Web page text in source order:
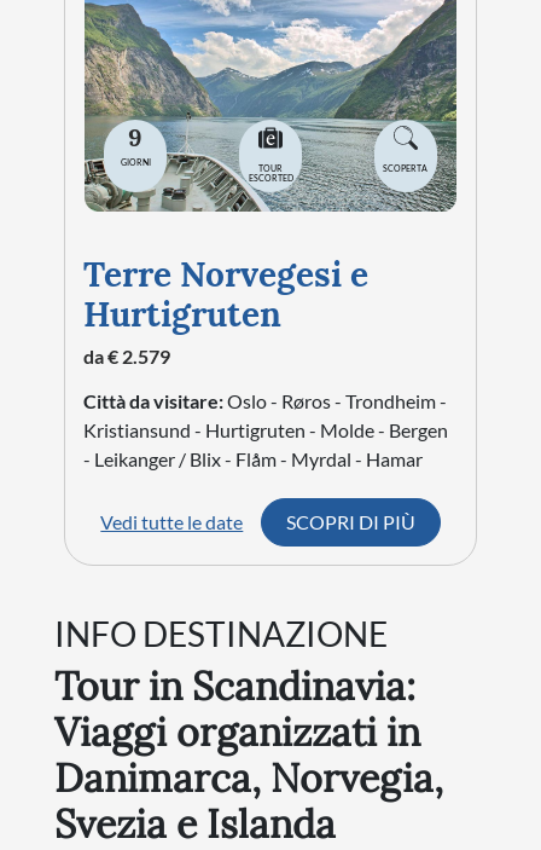
9
GIORNI
TOUR
ESCORTED
SCOPERTA
Terre Norvegesi e
Hurtigruten
da € 2.579
Città da visitare:Oslo - Røros - Trondheim -
Kristiansund - Hurtigruten - Molde - Bergen
- Leikanger / Blix - Flåm - Myrdal - Hamar
Vedi tutte le date SCOPRI DI PIÙ
INFO DESTINAZIONE
Tour in Scandinavia:
Viaggi organizzati in
Danimarca, Norvegia,
Svezia e Islanda